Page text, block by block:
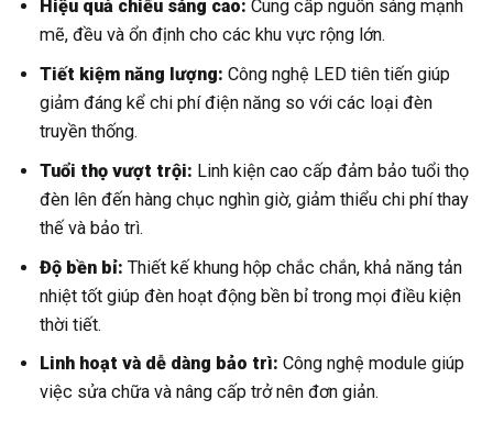
Hiệu quả chiếu sáng cao: Cung cấp nguồn sáng mạnh
mẽ, đều và ổn định cho các khu vực rộng lớn.
Tiết kiệm năng lượng: Công nghệ LED tiên tiến giúp
giảm đáng kể chi phí điện năng so với các loại đèn
truyền thống.
Tuổi thọ vượt trội: Linh kiện cao cấp đảm bảo tuổi thọ
đèn lên đến hàng chục nghìn giờ, giảm thiểu chi phí thay
thế và bảo trì.
Độ bền bỉ: Thiết kế khung hộp chắc chắn, khả năng tản
nhiệt tốt giúp đèn hoạt động bền bỉ trong mọi điều kiện
thời tiết.
Linh hoạt và dễ dàng bảo trì: Công nghệ module giúp
việc sửa chữa và nâng cấp trở nên đơn giản.